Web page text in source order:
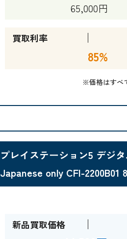
65,000円
買取利率
85%
※価格はすべ
プレイステーション5 デジ
Japanese only CFI-2200B01
新品買取価格